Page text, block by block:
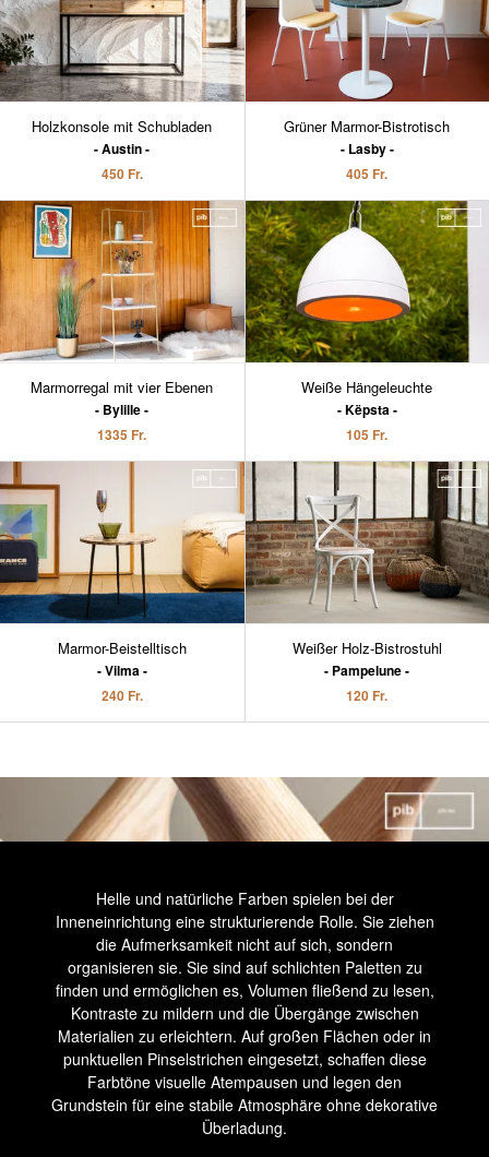
Holzkonsole mit Schubladen
Austin
450 Fr.
Grüner Marmor-Bistrotisch
Lasby
405 Fr.
Marmorregal mit vier Ebenen
Bylille
1335 Fr.
Weiße Hängeleuchte
Këpsta
105 Fr.
Marmor-Beistelltisch
Vilma
240 Fr.
Weißer Holz-Bistrostuhl
Pampelune
120 Fr.
Helle und natürliche Farben spielen bei der
Inneneinrichtung eine strukturierende Rolle. Sie ziehen
die Aufmerksamkeit nicht auf sich, sondern
organisieren sie. Sie sind auf schlichten Paletten zu
finden und ermöglichen es, Volumen fließend zu lesen,
Kontraste zu mildern und die Übergänge zwischen
Materialien zu erleichtern. Auf großen Flächen oder in
punktuellen Pinselstrichen eingesetzt, schaffen diese
Farbtöne visuelle Atempausen und legen den
Grundstein für eine stabile Atmosphäre ohne dekorative
Überladung.